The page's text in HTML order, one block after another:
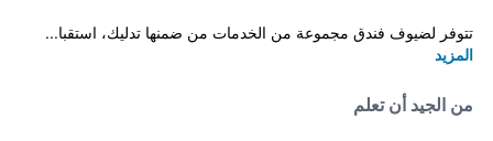
تتوفر لضيوف فندق مجموعة من الخدمات من ضمنها تدليك، استقبا...
المزيد
من الجيد أن تعلم